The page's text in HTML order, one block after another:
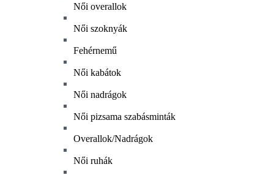
Női overallok
Női szoknyák
Fehérnemű
Női kabátok
Női nadrágok
Női pizsama szabásminták
Overallok/Nadrágok
Női ruhák